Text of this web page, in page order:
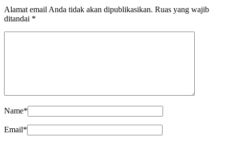
Alamat email Anda tidak akan dipublikasikan. Ruas yang wajib
ditandai *
Name*
Email*